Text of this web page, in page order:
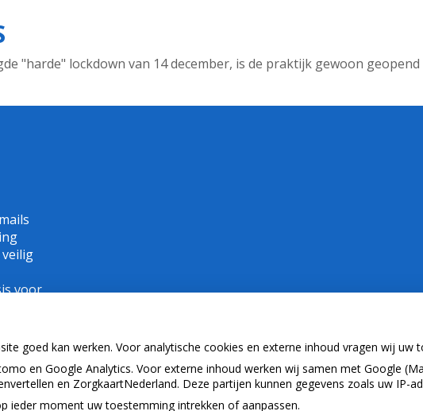
"harde" lockdown van 14 december, is de praktijk gewoon geopend
voor
in
zijn
goed kan werken. Voor analytische cookies en externe inhoud vragen wij uw
en Google Analytics. Voor externe inhoud werken wij samen met Google
en ZorgkaartNederland. Deze partijen kunnen gegevens zoals uw IP-
ieder moment uw toestemming intrekken of aanpassen.